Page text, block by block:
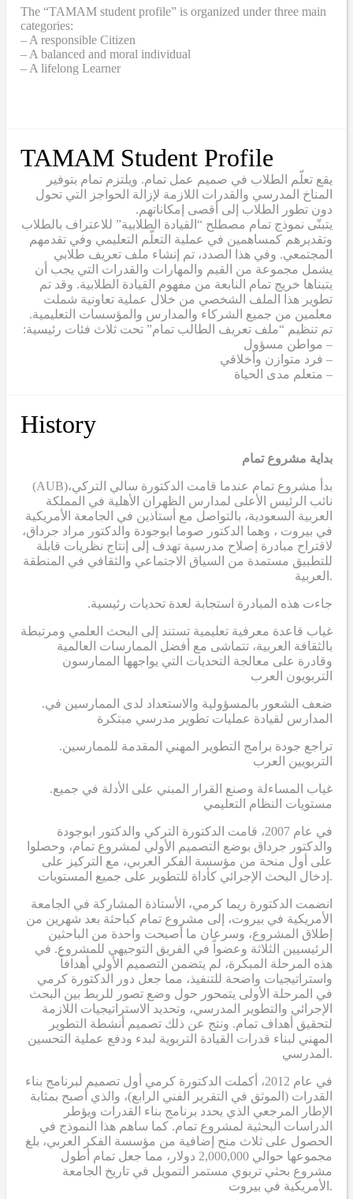
The “TAMAM student profile” is organized under three main
categories:
– A responsible Citizen
– A balanced and moral individual
– A lifelong Learner
TAMAM Student Profile
يقع تعلّم الطلاب في صميم عمل تمام. ويلتزم تمام بتوفير
المناخ المدرسي والقدرات اللازمة لإزالة الحواجز التي تحول
دون تطور الطلاب إلى أقصى إمكاناتهم.
يتبنّى نموذج تمام مصطلح “القيادة الطلابية” للاعتراف بالطلاب
وتقديرهم كمساهمين في عملية التعلّم التعليمي وفي تقدمهم
المجتمعي. وفي هذا الصدد، تم إنشاء ملف تعريف طلابي
يشمل مجموعة من القيم والمهارات والقدرات التي يجب أن
يتبناها خريج تمام النابعة من مفهوم القيادة الطلابية. وقد تم
تطوير هذا الملف الشخصي من خلال عملية تعاونية شملت
معلمين من جميع الشركاء والمدارس والمؤسسات التعليمية.
تم تنظيم “ملف تعريف الطالب تمام” تحت ثلاث فئات رئيسية:
– مواطن مسؤول
– فرد متوازن وأخلاقي
– متعلم مدى الحياة
History
بداية مشروع تمام
(AUB)بدأ مشروع تمام عندما قامت الدكتورة سالي التركي،
نائب الرئيس الأعلى لمدارس الظهران الأهلية في المملكة
العربية السعودية، بالتواصل مع أستاذين في الجامعة الأمريكية
في بيروت ، وهما الدكتور صوما ابوجودة والدكتور مراد جرداق،
لاقتراح مبادرة إصلاح مدرسية تهدف إلى إنتاج نظريات قابلة
للتطبيق مستمدة من السياق الاجتماعي والثقافي في المنطقة
العربية.
.جاءت هذه المبادرة استجابة لعدة تحديات رئيسية
غياب قاعدة معرفية تعليمية تستند إلى البحث العلمي ومرتبطة
بالثقافة العربية، تتماشى مع أفضل الممارسات العالمية
وقادرة على معالجة التحديات التي يواجهها الممارسون
التربويون العرب
.ضعف الشعور بالمسؤولية والاستعداد لدى الممارسين في
المدارس لقيادة عمليات تطوير مدرسي مبتكرة
.تراجع جودة برامج التطوير المهني المقدمة للممارسين
التربويين العرب
.غياب المساءلة وصنع القرار المبني على الأدلة في جميع
مستويات النظام التعليمي
في عام 2007، قامت الدكتورة التركي والدكتور ابوجودة
والدكتور جرداق بوضع التصميم الأولي لمشروع تمام، وحصلوا
على أول منحة من مؤسسة الفكر العربي، مع التركيز على
إدخال البحث الإجرائي كأداة للتطوير على جميع المستويات.
انضمت الدكتورة ريما كرمي، الأستاذة المشاركة في الجامعة
الأمريكية في بيروت، إلى مشروع تمام كباحثة بعد شهرين من
إطلاق المشروع، وسرعان ما أصبحت واحدة من الباحثين
الرئيسيين الثلاثة وعضواً في الفريق التوجيهي للمشروع. في
هذه المرحلة المبكرة، لم يتضمن التصميم الأولي أهدافاً
واستراتيجيات واضحة للتنفيذ، مما جعل دور الدكتورة كرمي
في المرحلة الأولى يتمحور حول وضع تصور للربط بين البحث
الإجرائي والتطوير المدرسي، وتحديد الاستراتيجيات اللازمة
لتحقيق أهداف تمام. ونتج عن ذلك تصميم أنشطة التطوير
المهني لبناء قدرات القيادة التربوية لبدء ودفع عملية التحسين
المدرسي.
في عام 2012، أكملت الدكتورة كرمي أول تصميم لبرنامج بناء
القدرات (الموثق في التقرير الفني الرابع)، والذي أصبح بمثابة
الإطار المرجعي الذي يحدد برنامج بناء القدرات ويؤطر
الدراسات البحثية لمشروع تمام. كما ساهم هذا النموذج في
الحصول على ثلاث منح إضافية من مؤسسة الفكر العربي، بلغ
مجموعها حوالي 2,000,000 دولار، مما جعل تمام أطول
مشروع بحثي تربوي مستمر التمويل في تاريخ الجامعة
الأمريكية في بيروت.